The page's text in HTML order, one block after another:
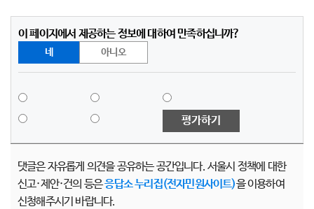
이 페이지에서 제공하는 정보에 대하여 만족하십니까?
네 아니오
평가하기
댓글은 자유롭게 의견을 공유하는 공간입니다. 서울시 정책에 대한
신고·제안·건의 등은응답소 누리집(전자민원사이트)을 이용하여
신청해주시기 바랍니다.